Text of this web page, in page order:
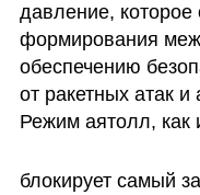
давление, которое
формирования
обеспечению
от ракетных атак
Режим аятолл, как
блокирует самый